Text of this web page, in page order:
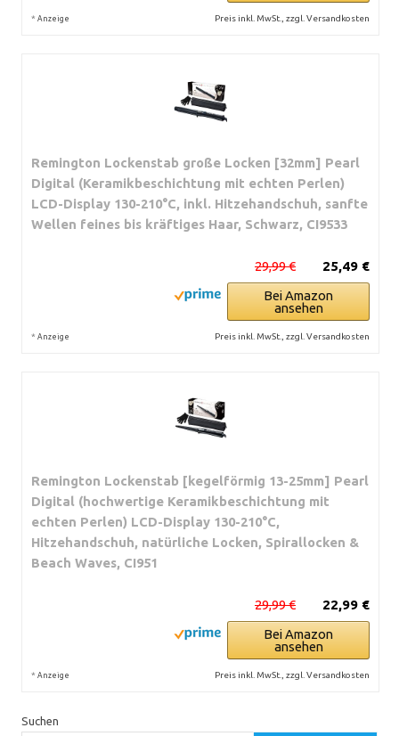
* Anzeige Preis inkl. MwSt., zzgl. Versandkosten
Remington Lockenstab große Locken [32mm] Pearl
Digital (Keramikbeschichtung mit echten Perlen)
LCD-Display 130-210°C, inkl. Hitzehandschuh, sanfte
Wellen feines bis kräftiges Haar, Schwarz, CI9533
25,49 €
29,99 €
Bei Amazon
ansehen
* Anzeige Preis inkl. MwSt., zzgl. Versandkosten
Remington Lockenstab [kegelförmig 13-25mm] Pearl
Digital (hochwertige Keramikbeschichtung mit
echten Perlen) LCD-Display 130-210°C,
Hitzehandschuh, natürliche Locken, Spirallocken &
Beach Waves, CI951
22,99 €
29,99 €
Bei Amazon
ansehen
* Anzeige Preis inkl. MwSt., zzgl. Versandkosten
Suchen